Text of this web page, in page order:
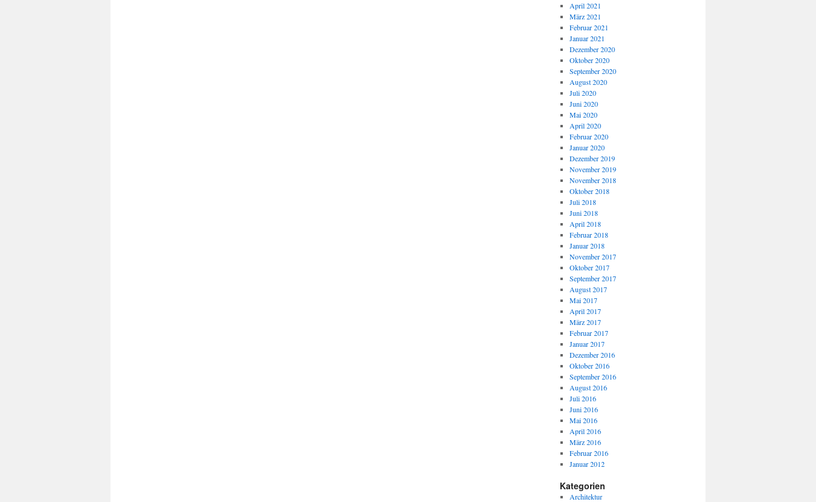
April 2021
März 2021
Februar 2021
Januar 2021
Dezember 2020
Oktober 2020
September 2020
August 2020
Juli 2020
Juni 2020
Mai 2020
April 2020
Februar 2020
Januar 2020
Dezember 2019
November 2019
November 2018
Oktober 2018
Juli 2018
Juni 2018
April 2018
Februar 2018
Januar 2018
November 2017
Oktober 2017
September 2017
August 2017
Mai 2017
April 2017
März 2017
Februar 2017
Januar 2017
Dezember 2016
Oktober 2016
September 2016
August 2016
Juli 2016
Juni 2016
Mai 2016
April 2016
März 2016
Februar 2016
Januar 2012
Kategorien
Architektur